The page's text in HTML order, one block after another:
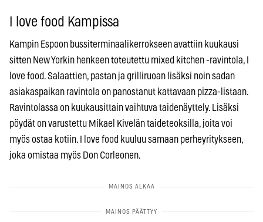
I love food Kampissa
Kampin Espoon bussiterminaalikerrokseen avattiin kuukausi
sitten New Yorkin henkeen toteutettu mixed kitchen -ravintola, I
love food. Salaattien, pastan ja grilliruoan lisäksi noin sadan
asiakaspaikan ravintola on panostanut kattavaan pizza-listaan.
Ravintolassa on kuukausittain vaihtuva taidenäyttely. Lisäksi
pöydät on varustettu Mikael Kivelän taideteoksilla, joita voi
myös ostaa kotiin. I love food kuuluu samaan perheyritykseen,
joka omistaa myös Don Corleonen.